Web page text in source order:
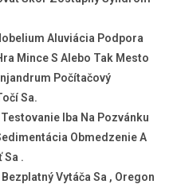
Aluviácia Podpora
Mince S Alebo Tak Mesto
Počítačový
Sa.
Iba Na Pozvánku
Obmedzenie A
Sa .
Vytáča Sa , Oregon